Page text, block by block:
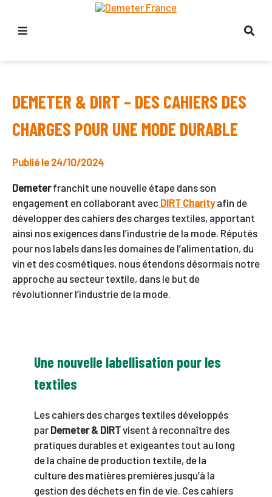
DEMETER & DIRT – DES CAHIERS DES
CHARGES POUR UNE MODE DURABLE
Publié le 24/10/2024
Demeterfranchit une nouvelle étape dans son
engagement en collaborant avec DIRT Charityafin de
développer des cahiers des charges textiles, apportant
ainsi nos exigences dans l’industrie de la mode. Réputés
pour nos labels dans les domaines de l’alimentation, du
vin et des cosmétiques, nous étendons désormais notre
approche au secteur textile, dans le but de
révolutionner l’industrie de la mode.
Une nouvelle labellisation pour les
textiles
Les cahiers des charges textiles développés
par Demeter & DIRTvisent à reconnaître des
pratiques durables et exigeantes tout au long
de la chaîne de production textile, de la
culture des matières premières jusqu’à la
gestion des déchets en fin de vie. Ces cahiers